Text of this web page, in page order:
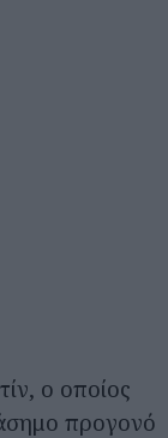
ο οποίος
προγονό